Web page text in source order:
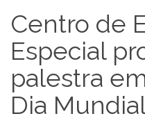
Centro de
Especial
palestra
Dia